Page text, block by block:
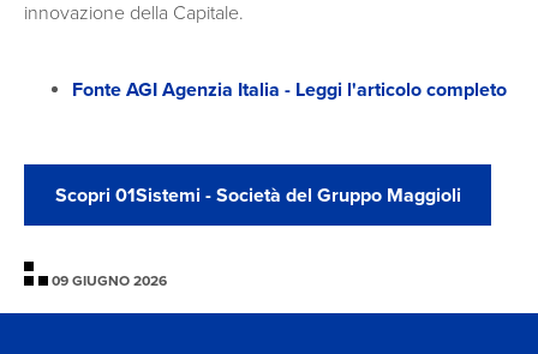
innovazione della Capitale.
Fonte AGI Agenzia Italia - Leggi l'articolo completo
Scopri 01Sistemi - Società del Gruppo Maggioli
09 GIUGNO 2026